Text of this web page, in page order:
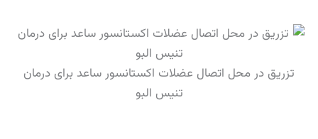
تزریق در محل اتصال عضلات اکستانسور ساعد برای درمان
تنیس البو